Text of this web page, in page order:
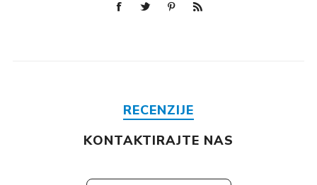
RECENZIJE
KONTAKTIRAJTE NAS